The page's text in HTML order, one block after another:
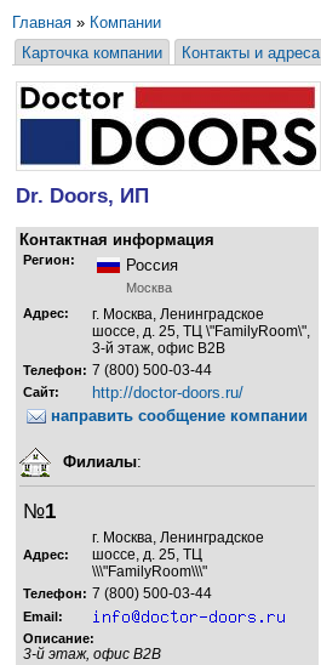
Главная » Компании
Карточка компании
Контакты и адреса
Dr. Doors, ИП
Контактная информация
Регион: Россия
Москва
Адрес:
г. Москва, Ленинградское
шоссе, д. 25, ТЦ \"FamilyRoom\",
3-й этаж, офис B2B
Телефон: 7 (800) 500-03-44
Сайт:
http://doctor-doors.ru/
направить сообщение компании
Филиалы:
№1
Адрес:
г. Москва, Ленинградское
шоссе, д. 25, ТЦ
\\\"FamilyRoom\\\"
Телефон: 7 (800) 500-03-44
Email:
Описание:
3-й этаж, офис B2B